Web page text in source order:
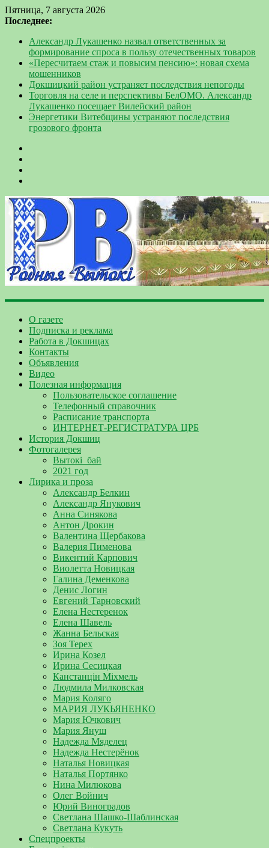
Пятница, 7 августа 2026
Последнее:
Александр Лукашенко назвал ответственных за
формирование спроса в пользу отечественных товаров
«Пересчитаем стаж и повысим пенсию»: новая схема
мошенников
Докшицкий район устраняет последствия непогоды
Торговля на селе и перспективы БелОМО. Александр
Лукашенко посещает Вилейский район
Энергетики Витебщины устраняют последствия
грозового фронта
О газете
Подписка и реклама
Работа в Докшицах
Контакты
Объявления
Видео
Полезная информация
Пользовательское соглашение
Телефонный справочник
Расписание транспорта
ИНТЕРНЕТ-РЕГИСТРАТУРА ЦРБ
История Докшиц
Фотогалерея
Вытокі_бай
2021 год
Лирика и проза
Александр Белкин
Александр Янукович
Анна Синякова
Антон Дрокин
Валентина Щербакова
Валерия Пименова
Викентий Карпович
Виолетта Новицкая
Галина Деменкова
Денис Логин
Евгений Тарновский
Елена Нестеренок
Елена Шавель
Жанна Бельская
Зоя Терех
Ирина Козел
Ирина Сесицкая
Канстанцін Міхмель
Людмила Милковская
Мария Коляго
МАРИЯ ЛУКЬЯНЕНКО
Мария Ючкович
Мария Януш
Надежда Мяделец
Надежда Нестерёнок
Наталья Новицкая
Наталья Портянко
Нина Милюкова
Олег Войнич
Юрий Виноградов
Светлана Шашко-Шаблинская
Светлана Кукуть
Спецпроекты